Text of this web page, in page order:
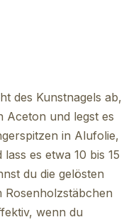
des Kunstnagels ab,
Aceton und legst es
in Alufolie,
es etwa 10 bis 15
du die gelösten
Rosenholzstäbchen
wenn du